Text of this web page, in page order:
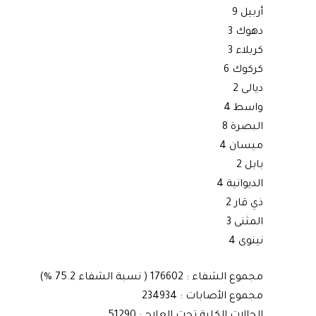
أربيل 9
دهوك 3
كربلاء 3
كركوك 6
ديالى 2
واسط 4
البصرة 8
ميسان 4
بابل 2
الديوانية 4
ذي قار 2
المثنى 3
نينوى 4
مجموع الشفاء : 176602 ( نسبة الشفاء 75.2 %)
مجموع الأصابات : 234934